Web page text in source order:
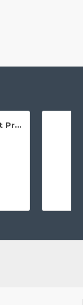
Imprimanta HP LaserJet Pro 400 M401dn laser alb-negru, A4,Duplex, Retea, 33 ppm